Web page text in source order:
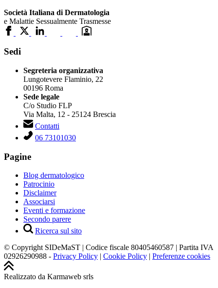
Società Italiana di Dermatologia
e Malattie Sessualmente Trasmesse
Sedi
Segreteria organizzativa
Lungotevere Flaminio, 22
00196 Roma
Sede legale
C/o Studio FLP
Via Malta, 12 - 25124 Brescia
Contatti
06 73101030
Pagine
Blog dermatologico
Patrocinio
Disclaimer
Associarsi
Eventi e formazione
Secondo parere
Ricerca sul sito
© Copyright SIDeMaST | Codice fiscale 80405460587 | Partita IVA
02926290988 - Privacy Policy | Cookie Policy | Preferenze cookies
Realizzato da Karmaweb srls